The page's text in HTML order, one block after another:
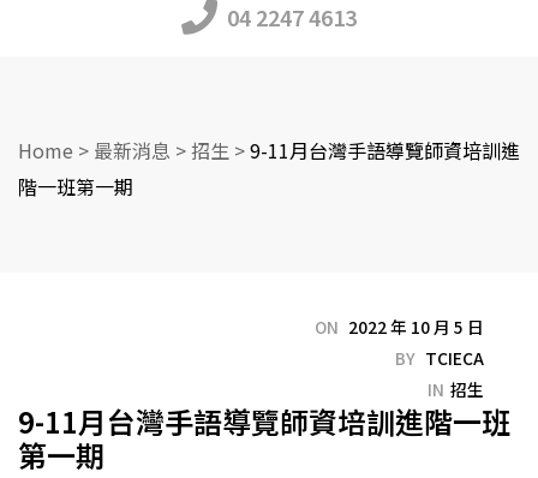
04 2247 4613
Home > 最新消息 >招生 >9-11月台灣手語導覽師資培訓進
階一班第一期
ON 2022 年 10 月 5 日
BY TCIECA
IN 招生
9-11月台灣手語導覽師資培訓進階一班
第一期